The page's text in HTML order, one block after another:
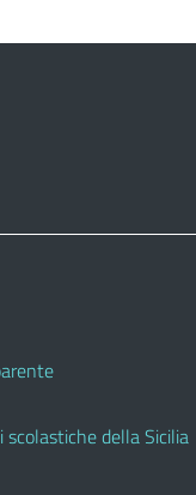
scolastiche della Sicilia